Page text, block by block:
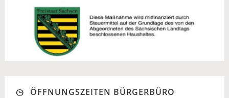
ÖFFNUNGSZEITEN BÜRGERBÜRO